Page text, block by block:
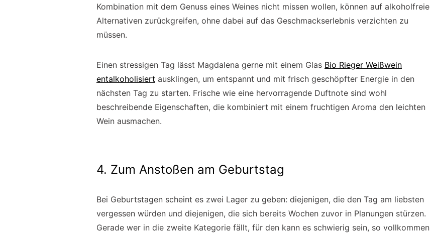
Kombination mit dem Genuss eines Weines nicht missen wollen, können auf alkoholfreie
Alternativen zurückgreifen, ohne dabei auf das Geschmackserlebnis verzichten zu
müssen.
Einen stressigen Tag lässt Magdalena gerne mit einem Glas Bio Rieger Weißwein
entalkoholisiert ausklingen, um entspannt und mit frisch geschöpfter Energie in den
nächsten Tag zu starten. Frische wie eine hervorragende Duftnote sind wohl
beschreibende Eigenschaften, die kombiniert mit einem fruchtigen Aroma den leichten
Wein ausmachen.
4. Zum Anstoßen am Geburtstag
Bei Geburtstagen scheint es zwei Lager zu geben: diejenigen, die den Tag am liebsten
vergessen würden und diejenigen, die sich bereits Wochen zuvor in Planungen stürzen.
Gerade wer in die zweite Kategorie fällt, für den kann es schwierig sein, so vollkommen